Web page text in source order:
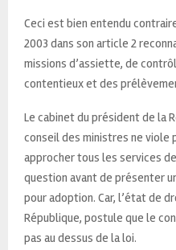
Ceci est bien entendu
2003 dans son article 2
missions d’assiette, de
contentieux et des
Le cabinet du président de la
conseil des ministres ne viole
approcher tous les services
question avant de présenter
pour adoption. Car, l’état de
République, postule que le
pas au dessus de la loi.